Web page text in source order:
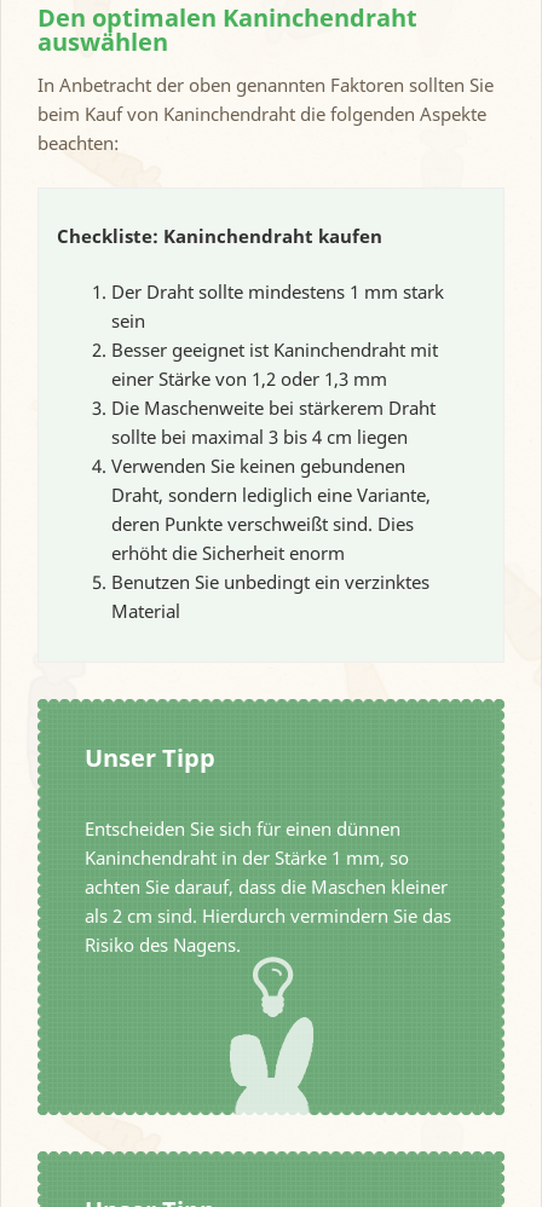
Den optimalen Kaninchendraht
auswählen
In Anbetracht der oben genannten Faktoren sollten Sie
beim Kauf von Kaninchendraht die folgenden Aspekte
beachten:
Checkliste: Kaninchendraht kaufen
Der Draht sollte mindestens 1 mm stark
sein
Besser geeignet ist Kaninchendraht mit
einer Stärke von 1,2 oder 1,3 mm
Die Maschenweite bei stärkerem Draht
sollte bei maximal 3 bis 4 cm liegen
Verwenden Sie keinen gebundenen
Draht, sondern lediglich eine Variante,
deren Punkte verschweißt sind. Dies
erhöht die Sicherheit enorm
Benutzen Sie unbedingt ein verzinktes
Material
Unser Tipp
Entscheiden Sie sich für einen dünnen
Kaninchendraht in der Stärke 1 mm, so
achten Sie darauf, dass die Maschen kleiner
als 2 cm sind. Hierdurch vermindern Sie das
Risiko des Nagens.